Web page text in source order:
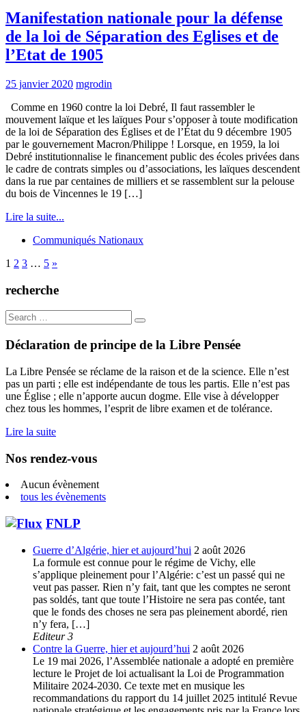
Manifestation nationale pour la défense
de la loi de Séparation des Eglises et de
l’Etat de 1905
25 janvier 2020 mgrodin
Comme en 1960 contre la loi Debré, Il faut rassembler le
mouvement laïque et les laïques Pour s’opposer à toute modification
de la loi de Séparation des Églises et de l’État du 9 décembre 1905
par le gouvernement Macron/Philippe ! Lorsque, en 1959, la loi
Debré institutionnalise le financement public des écoles privées dans
le cadre de contrats simples ou d’associations, les laïques descendent
dans la rue par centaines de milliers et se rassemblent sur la pelouse
du bois de Vincennes le 19 […]
Lire la suite...
Communiqués Nationaux
1 2 3 … 5 »
recherche
Search
for:
Déclaration de principe de la Libre Pensée
La Libre Pensée se réclame de la raison et de la science. Elle n’est
pas un parti ; elle est indépendante de tous les partis. Elle n’est pas
une Église ; elle n’apporte aucun dogme. Elle vise à développer
chez tous les hommes, l’esprit de libre examen et de tolérance.
Lire la suite
Nos rendez-vous
Aucun évènement
tous les évènements
FNLP
Guerre d’Algérie, hier et aujourd’hui 2 août 2026
La formule est connue pour le régime de Vichy, elle
s’applique pleinement pour l’Algérie: c’est un passé qui ne
veut pas passer. Rien n’y fait, tant que les comptes ne seront
pas soldés, tant que toute l’Histoire ne sera pas contée, tant
que le fonds des choses ne sera pas pleinement abordé, rien
n’y fera, […]
Editeur 3
Contre la Guerre, hier et aujourd’hui 2 août 2026
Le 19 mai 2026, l’Assemblée nationale a adopté en première
lecture le Projet de loi actualisant la Loi de Programmation
Militaire 2024-2030. Ce texte met en musique les
recommandations du rapport du 14 juillet 2025 intitulé Revue